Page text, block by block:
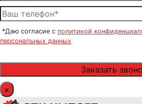
*Даю согласие с политикой
персональных данных
×